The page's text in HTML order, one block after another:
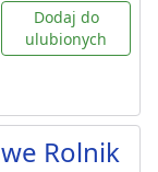
Dodaj do
ulubionych
Rolnik